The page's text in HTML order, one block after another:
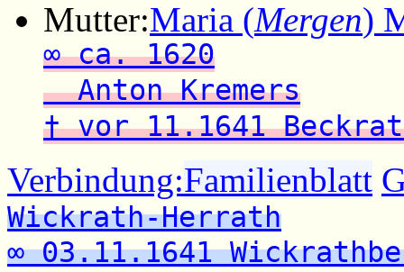
Mutter:Maria (Mergen)
∞ ca. 1620
Anton Kremers
† vor 11.1641
Verbindung:Familienblatt
Wickrath-Herrath
∞ 03.11.1641